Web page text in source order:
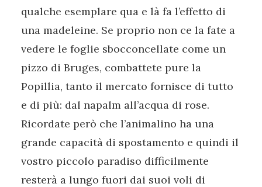
qualche esemplare qua e là fa l’effetto di
una madeleine. Se proprio non ce la fate a
vedere le foglie sbocconcellate come un
pizzo di Bruges, combattete pure la
Popillia, tanto il mercato fornisce di tutto
e di più: dal napalm all’acqua di rose.
Ricordate però che l’animalino ha una
grande capacità di spostamento e quindi il
vostro piccolo paradiso difficilmente
resterà a lungo fuori dai suoi voli di